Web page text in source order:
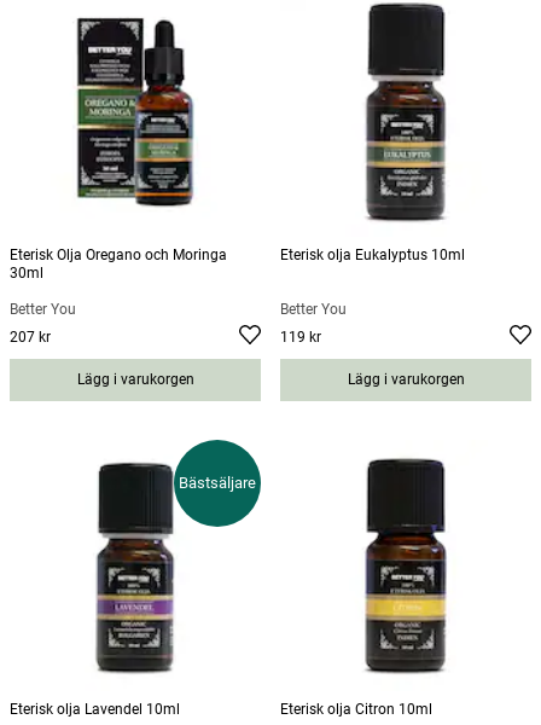
Eterisk Olja Oregano och Moringa
30ml
Better You
Pris:
207 kr
Lägg i varukorgen
Eterisk olja Eukalyptus 10ml
Better You
Pris:
119 kr
Lägg i varukorgen
Bästsäljare
Eterisk olja Lavendel 10ml Eterisk olja Citron 10ml